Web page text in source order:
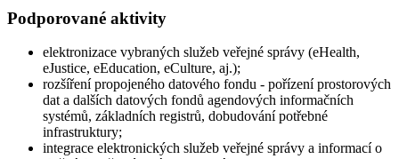
Podporované aktivity
elektronizace vybraných služeb veřejné správy (eHealth,
eJustice, eEducation, eCulture, aj.);
rozšíření propojeného datového fondu - pořízení prostorových
dat a dalších datových fondů agendových informačních
systémů, základních registrů, dobudování potřebné
infrastruktury;
integrace elektronických služeb veřejné správy a informací o